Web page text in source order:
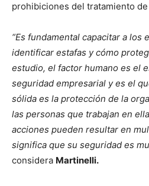
prohibiciones del tratamiento
“Es fundamental capacitar a los
identificar estafas y cómo
estudio, el factor humano es el
seguridad empresarial y es el
sólida es la protección de la
las personas que trabajan en
acciones pueden resultar en
significa que su seguridad es
considera Martinelli.